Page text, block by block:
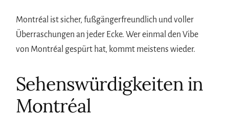
Montréal ist sicher, fußgängerfreundlich und voller
Überraschungen an jeder Ecke. Wer einmal den Vibe
von Montréal gespürt hat, kommt meistens wieder.
Sehenswürdigkeiten in
Montréal